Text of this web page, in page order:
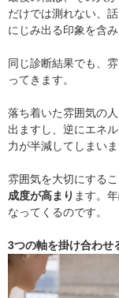
だけでは測れない、
にじみ出る印象を含み
同じ診断結果でも、
ってきます。
落ち着いた雰囲気の
出ますし、逆にエネ
力が半減してしまいま
雰囲気を大切にするこ
成度が高まり ます。
なってくるのです。
3つの軸を掛け合わせ